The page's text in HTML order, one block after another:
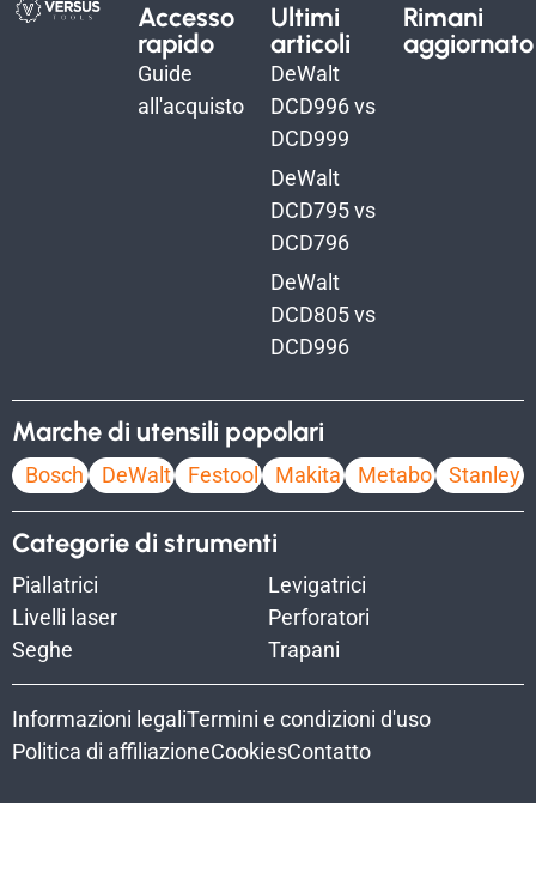
Accesso
rapido
Guide
all'acquisto
Ultimi
articoli
DeWalt
DCD996 vs
DCD999
DeWalt
DCD795 vs
DCD796
DeWalt
DCD805 vs
DCD996
Rimani
aggiornato
Marche di utensili popolari
Bosch DeWalt Festool Makita Metabo Stanley
Categorie di strumenti
Piallatrici
Levigatrici
Livelli laser
Perforatori
Seghe
Trapani
Informazioni legaliTermini e condizioni d'uso
Politica di affiliazioneCookiesContatto